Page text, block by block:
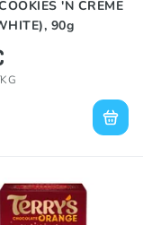
'N CREME
90g